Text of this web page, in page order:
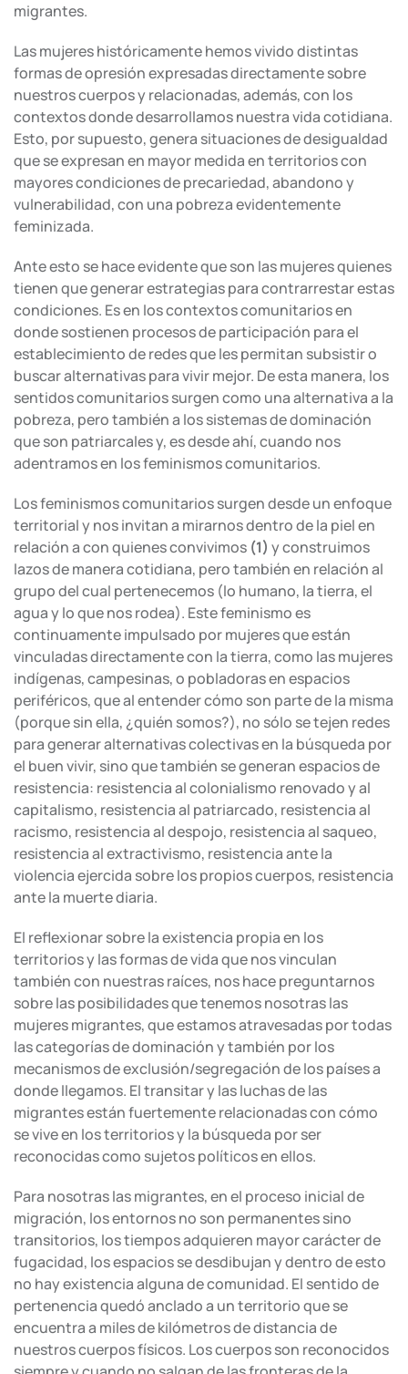
migrantes.
Las mujeres históricamente hemos vivido distintas
formas de opresión expresadas directamente sobre
nuestros cuerpos y relacionadas, además, con los
contextos donde desarrollamos nuestra vida cotidiana.
Esto, por supuesto, genera situaciones de desigualdad
que se expresan en mayor medida en territorios con
mayores condiciones de precariedad, abandono y
vulnerabilidad, con una pobreza evidentemente
feminizada.
Ante esto se hace evidente que son las mujeres quienes
tienen que generar estrategias para contrarrestar estas
condiciones. Es en los contextos comunitarios en
donde sostienen procesos de participación para el
establecimiento de redes que les permitan subsistir o
buscar alternativas para vivir mejor. De esta manera, los
sentidos comunitarios surgen como una alternativa a la
pobreza, pero también a los sistemas de dominación
que son patriarcales y, es desde ahí, cuando nos
adentramos en los feminismos comunitarios.
Los feminismos comunitarios surgen desde un enfoque
territorial y nos invitan a mirarnos dentro de la piel en
relación a con quienes convivimos (1) y construimos
lazos de manera cotidiana, pero también en relación al
grupo del cual pertenecemos (lo humano, la tierra, el
agua y lo que nos rodea). Este feminismo es
continuamente impulsado por mujeres que están
vinculadas directamente con la tierra, como las mujeres
indígenas, campesinas, o pobladoras en espacios
periféricos, que al entender cómo son parte de la misma
(porque sin ella, ¿quién somos?), no sólo se tejen redes
para generar alternativas colectivas en la búsqueda por
el buen vivir, sino que también se generan espacios de
resistencia: resistencia al colonialismo renovado y al
capitalismo, resistencia al patriarcado, resistencia al
racismo, resistencia al despojo, resistencia al saqueo,
resistencia al extractivismo, resistencia ante la
violencia ejercida sobre los propios cuerpos, resistencia
ante la muerte diaria.
El reflexionar sobre la existencia propia en los
territorios y las formas de vida que nos vinculan
también con nuestras raíces, nos hace preguntarnos
sobre las posibilidades que tenemos nosotras las
mujeres migrantes, que estamos atravesadas por todas
las categorías de dominación y también por los
mecanismos de exclusión/segregación de los países a
donde llegamos. El transitar y las luchas de las
migrantes están fuertemente relacionadas con cómo
se vive en los territorios y la búsqueda por ser
reconocidas como sujetos políticos en ellos.
Para nosotras las migrantes, en el proceso inicial de
migración, los entornos no son permanentes sino
transitorios, los tiempos adquieren mayor carácter de
fugacidad, los espacios se desdibujan y dentro de esto
no hay existencia alguna de comunidad. El sentido de
pertenencia quedó anclado a un territorio que se
encuentra a miles de kilómetros de distancia de
nuestros cuerpos físicos. Los cuerpos son reconocidos